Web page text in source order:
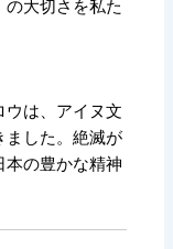
大切さを私た
は、アイヌ文
ました。絶滅が
本の豊かな精神